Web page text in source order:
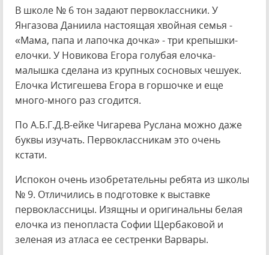
В школе № 6 тон задают первоклассники. У
Янгазова Даниила настоящая хвойная семья -
«Мама, папа и лапочка дочка» - три крепышки-
елочки. У Новикова Егора голубая елочка-
малышка сделана из крупных сосновых чешуек.
Елочка Истигешева Егора в горшочке и еще
много-много раз сгодится.
По А.Б.Г.Д.В-ейке Чигарева Руслана можно даже
буквы изучать. Первоклассникам это очень
кстати.
Испокон очень изобретательны ребята из школы
№ 9. Отличились в подготовке к выставке
первоклассницы. Изящны и оригинальны белая
елочка из пенопласта Софии Щербаковой и
зеленая из атласа ее сестренки Варвары.